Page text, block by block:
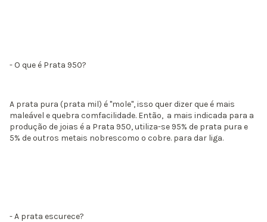
- O que é Prata 950?
A prata pura (prata mil) é "mole", isso quer dizer que é mais
maleável e quebra comfacilidade. Então, a mais indicada para a
produção de joias é a Prata 950, utiliza-se 95% de prata pura e
5% de outros metais nobrescomo o cobre. para dar liga.
- A prata escurece?